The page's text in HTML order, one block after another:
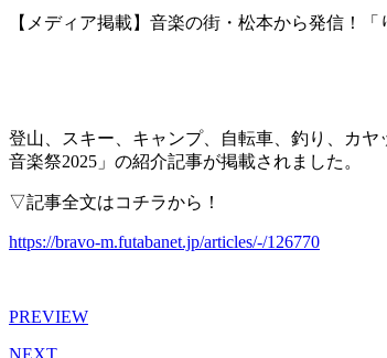
【メディア掲載】音楽の街・松本から発信！
登山、スキー、キャンプ、自転車、釣り、カ
音楽祭2025」の紹介記事が掲載されました。
▽記事全文はコチラから！
https://bravo-m.futabanet.jp/articles/-/126770
PREVIEW
NEXT